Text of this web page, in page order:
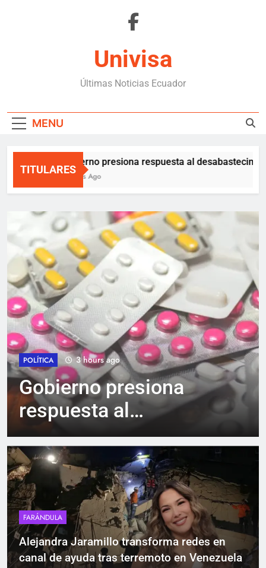
Univisa
Últimas Noticias Ecuador
MENU
TITULARES
Gobierno presiona respuesta al
3 Hours Ago
POLÍTICA 3 hours ago
Gobierno presiona
respuesta al
desabastecimiento de
medicinas en Ecuador
FARÁNDULA
Alejandra Jaramillo transforma redes en
canal de ayuda tras terremoto en Venezuela